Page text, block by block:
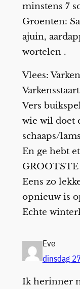
minstens 7
Groenten:
ajuin,
wortelen .
Vlees:
Vers
wie wil doet
schaaps/
En ge hebt
Eens zo
opnieuw is
Echte
Eve
dinsdag
Ik herinner